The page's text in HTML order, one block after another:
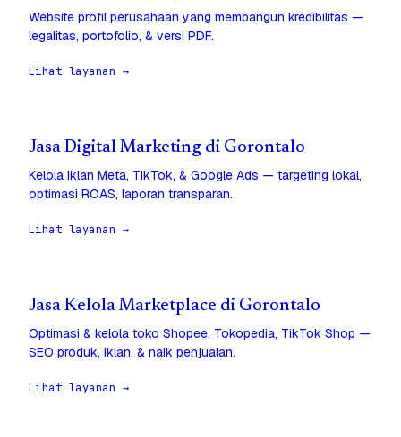
Website profil perusahaan yang membangun kredibilitas —
legalitas, portofolio, & versi PDF.
Lihat layanan →
Jasa Digital Marketing di Gorontalo
Kelola iklan Meta, TikTok, & Google Ads — targeting lokal,
optimasi ROAS, laporan transparan.
Lihat layanan →
Jasa Kelola Marketplace di Gorontalo
Optimasi & kelola toko Shopee, Tokopedia, TikTok Shop —
SEO produk, iklan, & naik penjualan.
Lihat layanan →